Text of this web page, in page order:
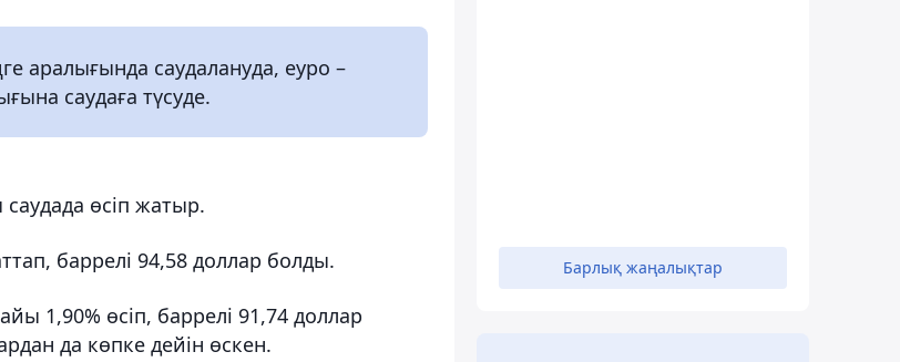
аралығында саудалануда, еуро –
саудаға түсуде.
өсіп жатыр.
баррелі 94,58 доллар болды.
1,90% өсіп, баррелі 91,74 доллар
да көпке дейін өскен.
Барлық жаңалықтар